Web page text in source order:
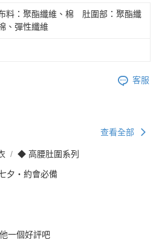
料：聚酯纖維、棉 肚圍部：聚酯纖
、彈性纖維
客服
查看全部
◆ 高腰肚圍系列
夕・約會必備
一個好評吧